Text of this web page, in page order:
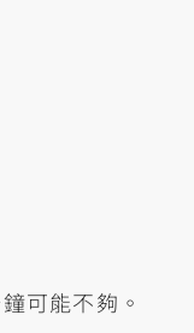
可能不夠。